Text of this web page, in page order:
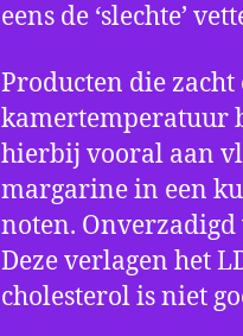
eens de ‘slechte’
Producten die
kamertemperatuur
hierbij vooral aan
margarine in een
noten. Onverzadigd
Deze verlagen het
cholesterol is niet